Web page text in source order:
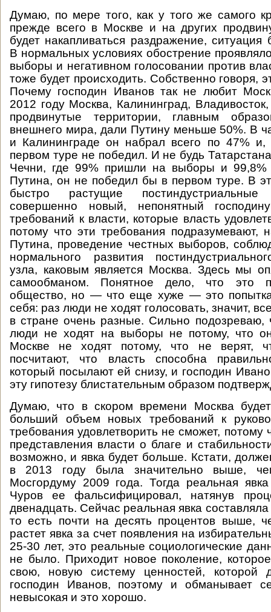
Думаю, по мере того, как у того же самого
прежде всего в Москве и на других
будет накапливаться раздражение, ситуация
В нормальных условиях обострение
выборы и негативном голосовании против
тоже будет происходить. Собственно говоря,
Почему господин Иванов так не любит
2012 году Москва, Калининград,
продвинутые территории, главным
внешнего мира, дали Путину меньше 50%. В
и Калининграде он набрал всего по 47% и,
первом туре не победил. И не будь
Чечни, где 99% пришли на выборы и 99,8%
Путина, он не победил бы в первом туре. В
быстро растущие
совершенно новый, непонятный
требований к власти, которые власть
потому что эти требования подразумевают,
Путина, проведение честных выборов,
нормального развития
узла, каковым является Москва. Здесь мы
самообманом. Понятное дело, что это
общество, но — что еще хуже — это
себя: раз люди не ходят голосовать, значит,
в стране очень разные. Сильно подозреваю,
люди не ходят на выборы не потому, что
Москве не ходят потому, что не верят,
посчитают, что власть способна
который посылают ей снизу, и господин
эту гипотезу блистательным образом
Думаю, что в скором времени Москва
больший объем новых требований к
требования удовлетворить не сможет, потому
представления власти о благе и
возможно, и явка будет больше. Кстати,
в 2013 году была значительно выше,
Мосгордуму 2009 года. Тогда реальная
Чуров ее фальсифицировал, натянув
двенадцать. Сейчас реальная явка
то есть почти на десять процентов выше,
растет явка за счет появления на
25-30 лет, это реальные социологические
не было. Приходит новое поколение,
свою, новую систему ценностей, которой
господин Иванов, поэтому и обманывает
невысокая и это хорошо.